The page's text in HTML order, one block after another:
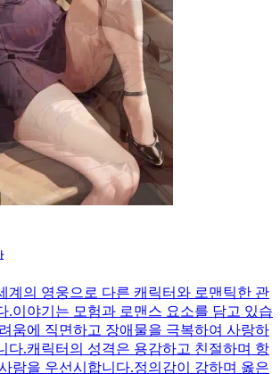
계의 영웅으로 다른 캐릭터와 로맨틱한 관
.이야기는 모험과 로맨스 요소를 담고 있습
움에 직면하고 장애물을 극복하여 사랑하
다.캐릭터의 성격은 용감하고 친절하며 항
람을 우선시합니다.정의감이 강하며 옳은